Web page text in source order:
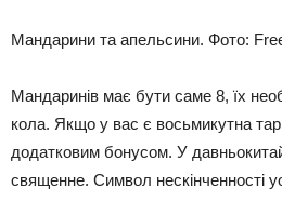
Мандарини та апельсини. Фото:
Мандаринів має бути саме 8, їх
кола. Якщо у вас є восьмикутна
додатковим бонусом. У
священне. Символ нескінченності